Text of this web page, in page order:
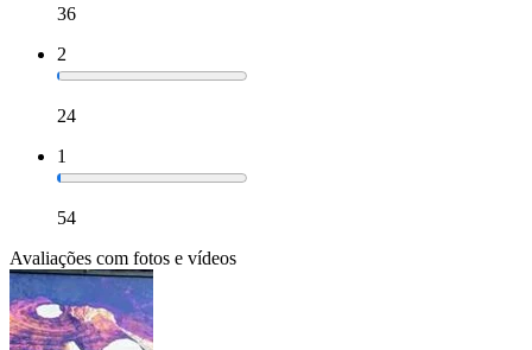
36
2
24
1
54
Avaliações com fotos e vídeos